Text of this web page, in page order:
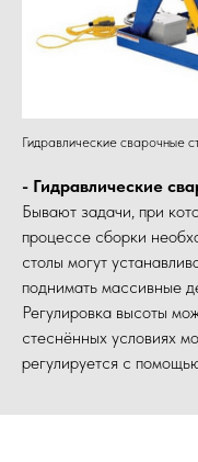
Гидравлические сварочные
- Гидравлические
Бывают задачи, при
процессе сборки
столы могут
поднимать массивные
Регулировка высоты
стеснённых условиях
регулируется с